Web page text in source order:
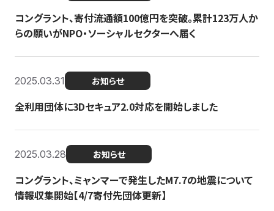
コングラント、寄付流通額100億円を突破。累計123万人か
らの願いがNPO・ソーシャルセクターへ届く
2025.03.31 お知らせ
全利用団体に3Dセキュア2.0対応を開始しました
2025.03.28 お知らせ
コングラント、ミャンマーで発生したM7.7の地震について
情報収集開始【4/7寄付先団体更新】